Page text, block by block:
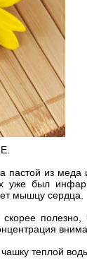
из меда
был
мышцу сердца.
теплой